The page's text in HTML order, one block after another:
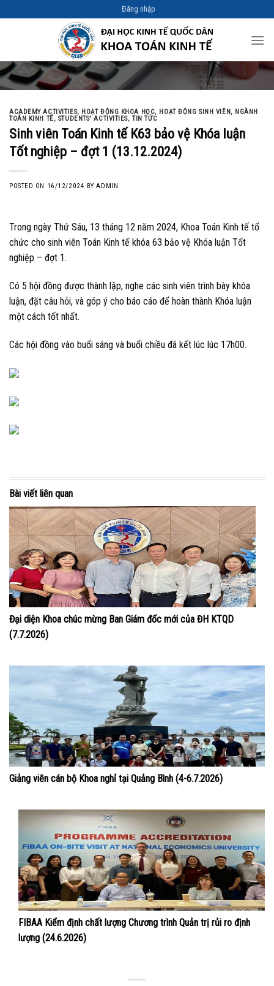
to
Đăng nhập
ACADEMY ACTIVITIES, HOẠT ĐỘNG KHOA HỌC, HOẠT ĐỘNG SINH VIÊN, NGÀNH
TOÁN KINH TẾ, STUDENTS' ACTIVITIES,TIN TỨC
Sinh viên Toán Kinh tế K63 bảo vệ Khóa luận
Tốt nghiệp – đợt 1 (13.12.2024)
POSTED ON 16/12/2024 BYADMIN
Trong ngày Thứ Sáu, 13 tháng 12 năm 2024, Khoa Toán Kinh tế tổ
chức cho sinh viên Toán Kinh tế khóa 63 bảo vệ Khóa luận Tốt
nghiệp – đợt 1.
Có 5 hội đồng được thành lập, nghe các sinh viên trình bày khóa
luận, đặt câu hỏi, và góp ý cho báo cáo để hoàn thành Khóa luận
một cách tốt nhất.
Các hội đồng vào buổi sáng và buổi chiều đã kết lúc lúc 17h00.
Bài viết liên quan
Đại diện Khoa chúc mừng Ban Giám đốc mới của ĐH KTQD
(7.7.2026)
Giảng viên cán bộ Khoa nghỉ tại Quảng Bình (4-6.7.2026)
FIBAA Kiểm định chất lượng Chương trình Quản trị rủi ro định
lượng (24.6.2026)